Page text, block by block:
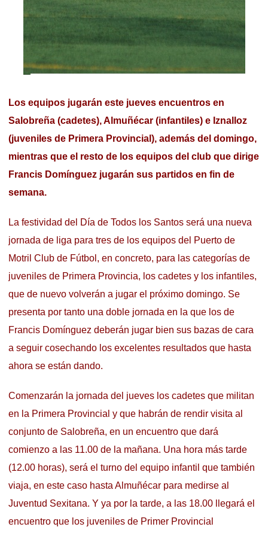
Los equipos jugarán este jueves encuentros en
Salobreña (cadetes), Almuñécar (infantiles) e Iznalloz
(juveniles de Primera Provincial), además del domingo,
mientras que el resto de los equipos del club que dirige
Francis Domínguez jugarán sus partidos en fin de
semana.
La festividad del Día de Todos los Santos será una nueva
jornada de liga para tres de los equipos del Puerto de
Motril Club de Fútbol, en concreto, para las categorías de
juveniles de Primera Provincia, los cadetes y los infantiles,
que de nuevo volverán a jugar el próximo domingo. Se
presenta por tanto una doble jornada en la que los de
Francis Domínguez deberán jugar bien sus bazas de cara
a seguir cosechando los excelentes resultados que hasta
ahora se están dando.
Comenzarán la jornada del jueves los cadetes que militan
en la Primera Provincial y que habrán de rendir visita al
conjunto de Salobreña, en un encuentro que dará
comienzo a las 11.00 de la mañana. Una hora más tarde
(12.00 horas), será el turno del equipo infantil que también
viaja, en este caso hasta Almuñécar para medirse al
Juventud Sexitana. Y ya por la tarde, a las 18.00 llegará el
encuentro que los juveniles de Primer Provincial